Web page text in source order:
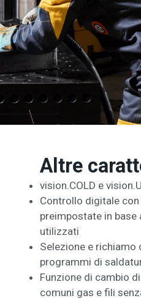
Altre
vision.COLD e
Controllo digitale
preimpostate in base
utilizzati
Selezione e richiamo
programmi di
Funzione di cambio
comuni gas e fili